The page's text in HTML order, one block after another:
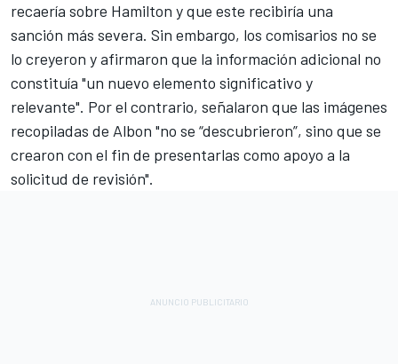
recaería sobre Hamilton y que este recibiría una
sanción más severa. Sin embargo, los comisarios no se
lo creyeron y afirmaron que la información adicional no
constituía "un nuevo elemento significativo y
relevante". Por el contrario, señalaron que las imágenes
recopiladas de Albon "no se “descubrieron”, sino que se
crearon con el fin de presentarlas como apoyo a la
solicitud de revisión".